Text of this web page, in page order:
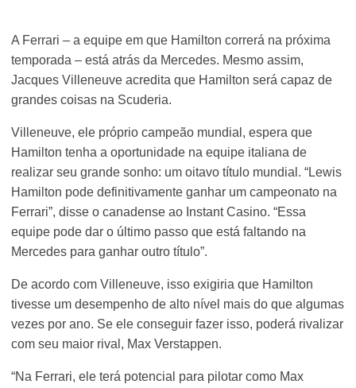
A Ferrari – a equipe em que Hamilton correrá na próxima
temporada – está atrás da Mercedes. Mesmo assim,
Jacques Villeneuve acredita que Hamilton será capaz de
grandes coisas na Scuderia.
Villeneuve, ele próprio campeão mundial, espera que
Hamilton tenha a oportunidade na equipe italiana de
realizar seu grande sonho: um oitavo título mundial. “Lewis
Hamilton pode definitivamente ganhar um campeonato na
Ferrari”, disse o canadense ao Instant Casino. “Essa
equipe pode dar o último passo que está faltando na
Mercedes para ganhar outro título”.
De acordo com Villeneuve, isso exigiria que Hamilton
tivesse um desempenho de alto nível mais do que algumas
vezes por ano. Se ele conseguir fazer isso, poderá rivalizar
com seu maior rival, Max Verstappen.
“Na Ferrari, ele terá potencial para pilotar como Max